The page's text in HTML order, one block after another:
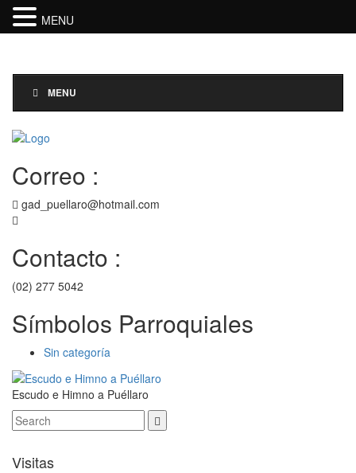
MENU
Correo :
gad_puellaro@hotmail.com
Contacto :
(02) 277 5042
Símbolos Parroquiales
Sin categoría
Escudo e Himno a Puéllaro
Visitas
MENU